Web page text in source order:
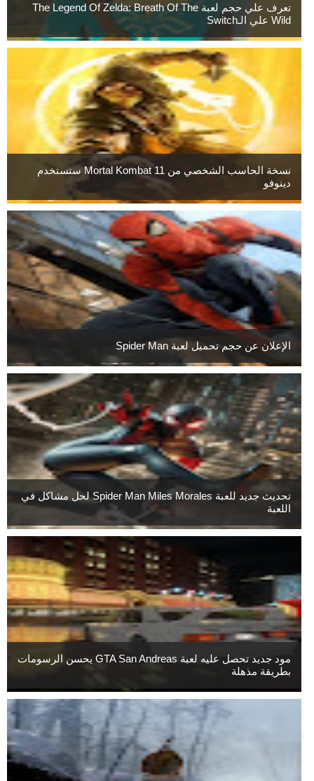
تعرف علي حجم لعبة The Legend Of Zelda: Breath Of The
Wild علي الـSwitch
نسخة الحاسب الشخصي من Mortal Kombat 11 ستستخدم
دينوفو
الإعلان عن حجم تحميل لعبة Spider Man
تحديث جديد للعبة Spider Man Miles Morales لحل مشاكل في
اللعبة
مود جديد تحصل عليه لعبة GTA San Andreas يحسن الرسومات
بطريقة مذهلة